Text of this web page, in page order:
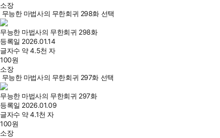
소장
무능한 마법사의 무한회귀 298화 선택
무능한 마법사의 무한회귀 298화
등록일 2026.01.14
글자수 약 4.5천 자
100원
소장
무능한 마법사의 무한회귀 297화 선택
무능한 마법사의 무한회귀 297화
등록일 2026.01.09
글자수 약 4.1천 자
100원
소장